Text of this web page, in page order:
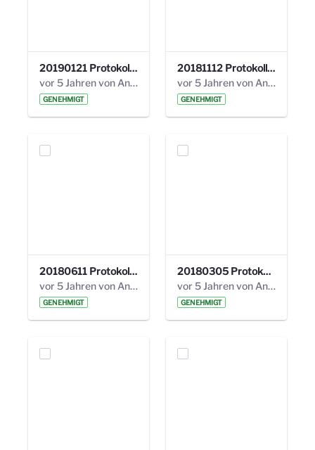
20190121 Protokoll 25. Steuerungskreis.pdf
vor 5 Jahren von Anni Schlumberger
GENEHMIGT
20181112 Protokoll 24. Steuerungskreis.pdf
vor 5 Jahren von Anni Schlumberger
GENEHMIGT
20180611 Protokoll 23. Steuerungskreis.pdf
vor 5 Jahren von Anni Schlumberger
GENEHMIGT
20180305 Protokoll 22. Steuerungskreis.pdf
vor 5 Jahren von Anni Schlumberger
GENEHMIGT